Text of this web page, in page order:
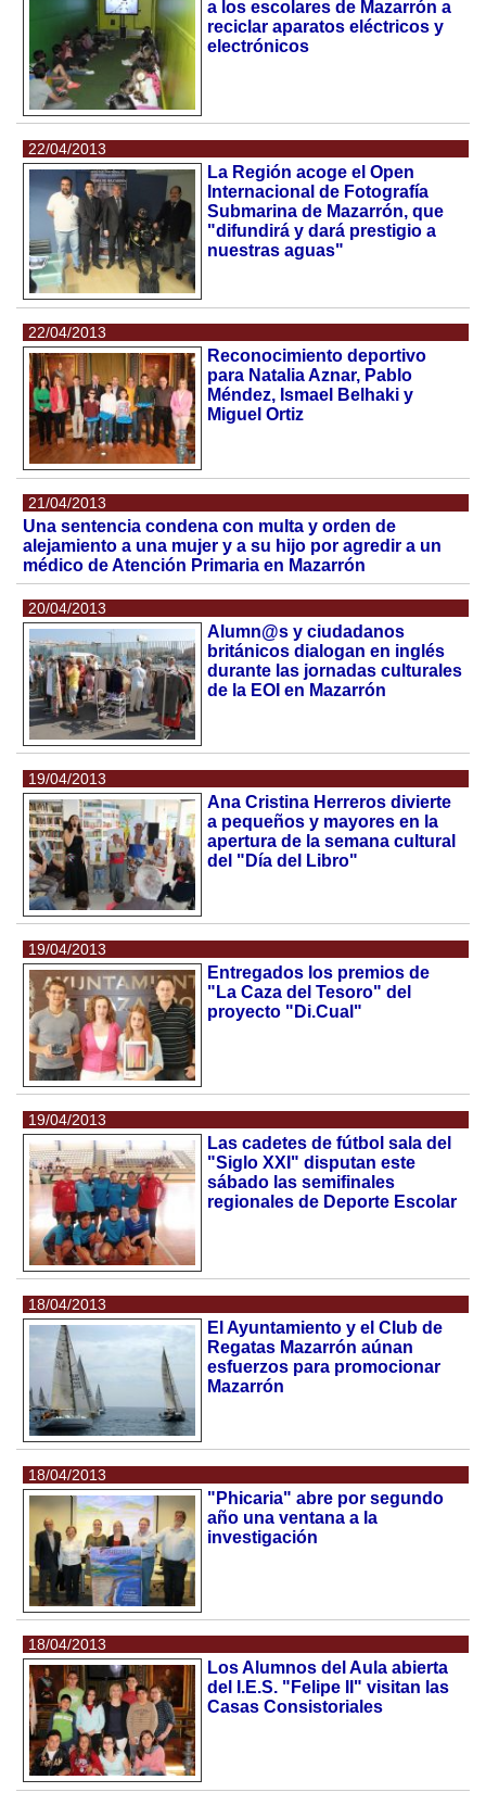
a los escolares de Mazarrón a
reciclar aparatos eléctricos y
electrónicos
22/04/2013
La Región acoge el Open
Internacional de Fotografía
Submarina de Mazarrón, que
"difundirá y dará prestigio a
nuestras aguas"
22/04/2013
Reconocimiento deportivo
para Natalia Aznar, Pablo
Méndez, Ismael Belhaki y
Miguel Ortiz
21/04/2013
Una sentencia condena con multa y orden de
alejamiento a una mujer y a su hijo por agredir a un
médico de Atención Primaria en Mazarrón
20/04/2013
Alumn@s y ciudadanos
británicos dialogan en inglés
durante las jornadas culturales
de la EOI en Mazarrón
19/04/2013
Ana Cristina Herreros divierte
a pequeños y mayores en la
apertura de la semana cultural
del "Día del Libro"
19/04/2013
Entregados los premios de
"La Caza del Tesoro" del
proyecto "Di.Cual"
19/04/2013
Las cadetes de fútbol sala del
"Siglo XXI" disputan este
sábado las semifinales
regionales de Deporte Escolar
18/04/2013
El Ayuntamiento y el Club de
Regatas Mazarrón aúnan
esfuerzos para promocionar
Mazarrón
18/04/2013
"Phicaria" abre por segundo
año una ventana a la
investigación
18/04/2013
Los Alumnos del Aula abierta
del I.E.S. "Felipe II" visitan las
Casas Consistoriales